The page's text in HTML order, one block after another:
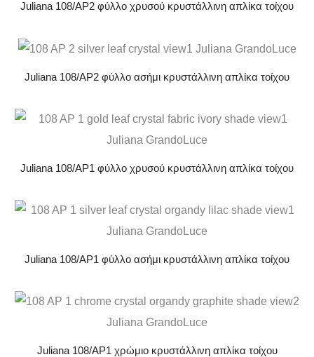
Juliana 108/AP2 φύλλο χρυσού κρυστάλλινη απλίκα τοίχου
Juliana 108/AP2 φύλλο ασήμι κρυστάλλινη απλίκα τοίχου
Juliana 108/AP1 φύλλο χρυσού κρυστάλλινη απλίκα τοίχου
Juliana 108/AP1 φύλλο ασήμι κρυστάλλινη απλίκα τοίχου
Juliana 108/AP1 χρώμιο κρυστάλλινη απλίκα τοίχου